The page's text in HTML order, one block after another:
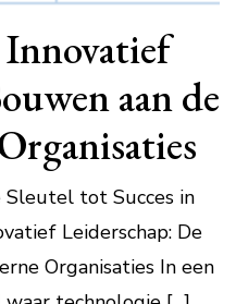
aan de
Sleutel tot Succes in
Leiderschap: De
Organisaties In een